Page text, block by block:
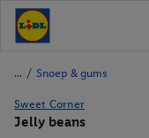
/ Snoep & gums
Sweet Corner
Jelly beans